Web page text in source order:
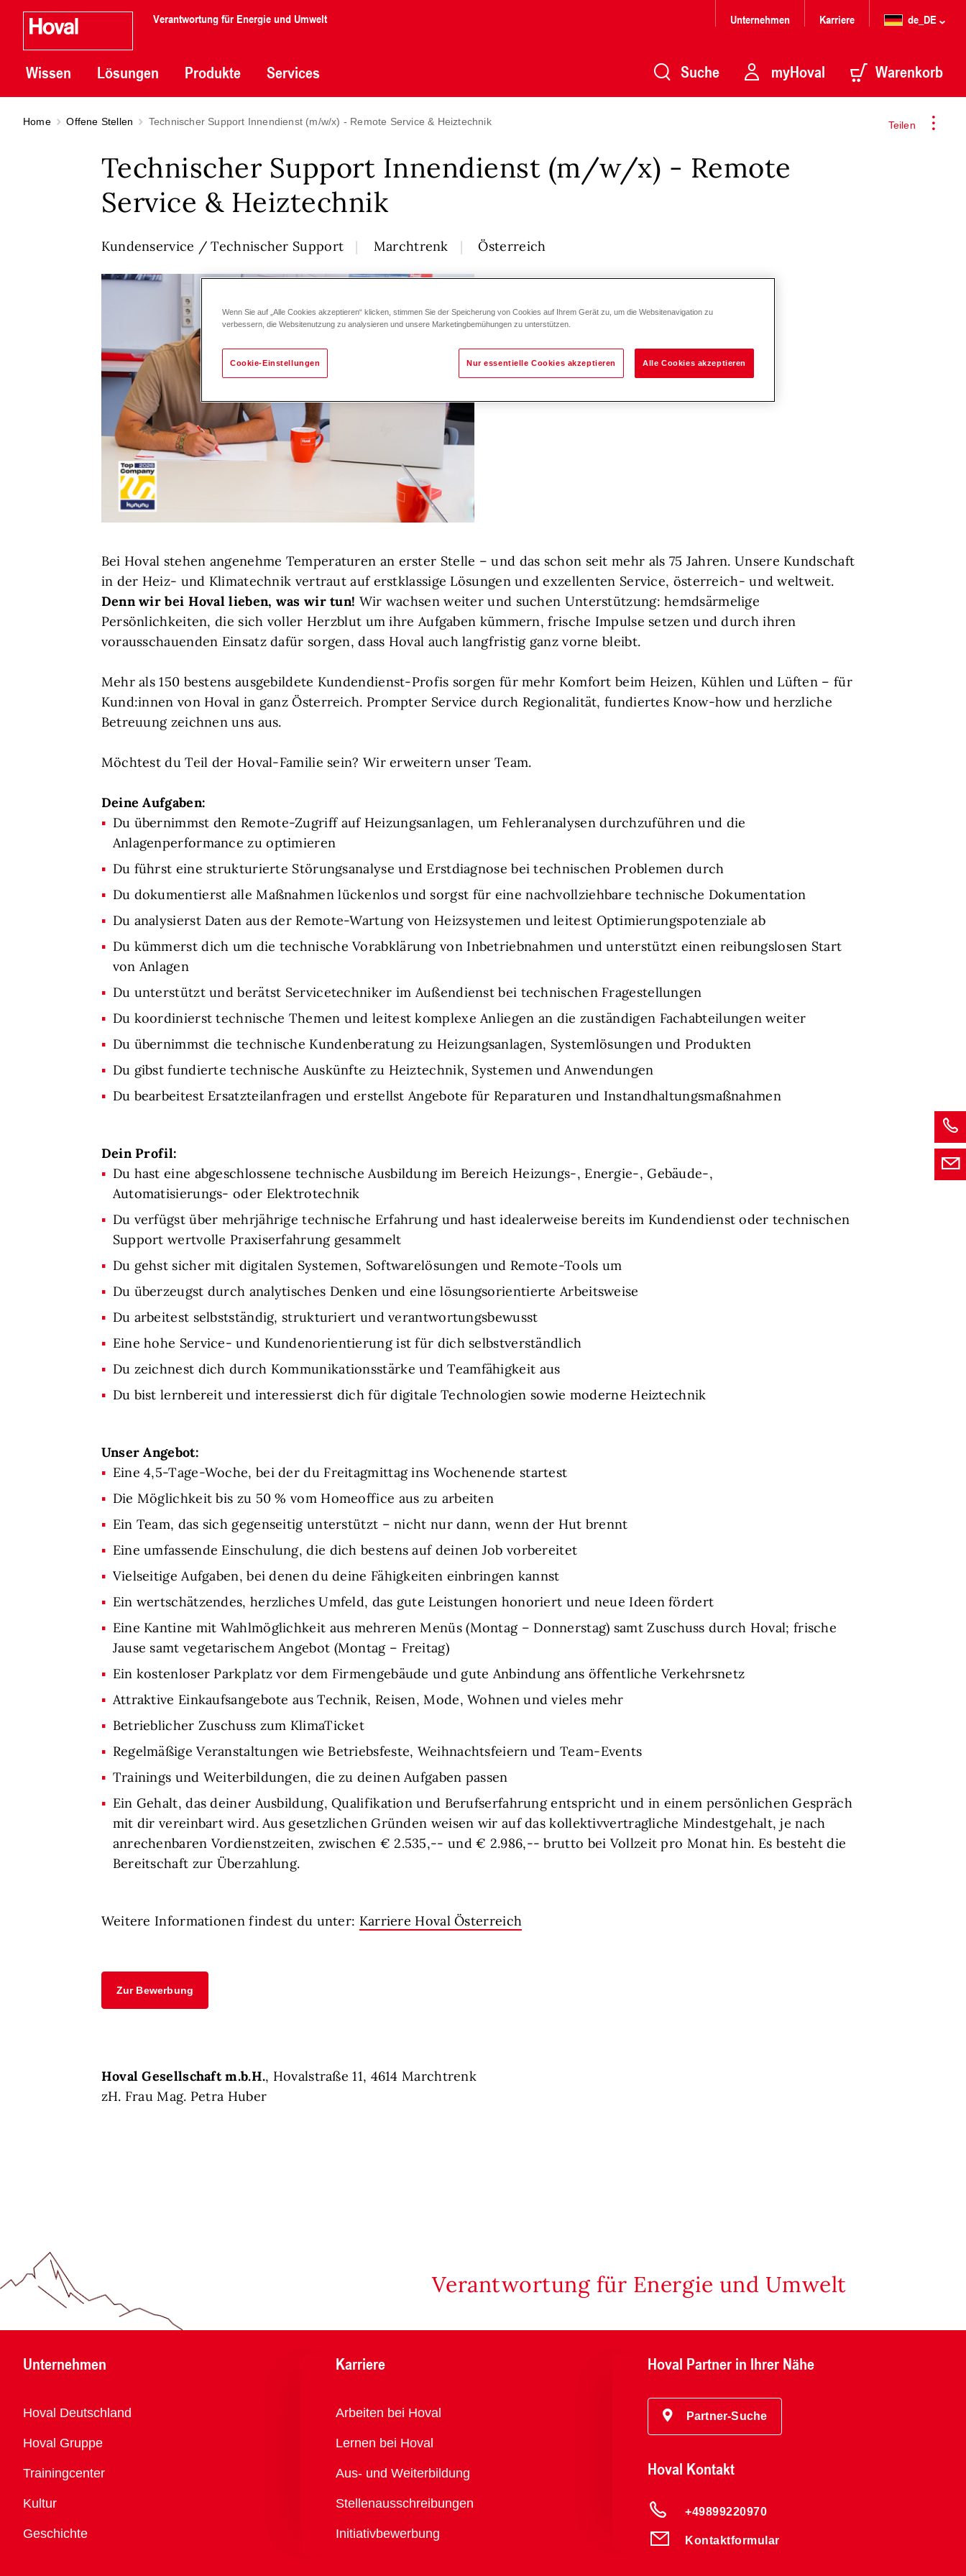
Verantwortung für Energie und Umwelt
Wissen Lösungen Produkte Services
Unternehmen Karriere de_DE
Suche myHoval Warenkorb
Teilen
Home Offene Stellen Technischer Support Innendienst (m/w/x) - Remote Service & Heiztechnik
Technischer Support Innendienst (m/w/x) - Remote
Service & Heiztechnik
Kundenservice / Technischer Support Marchtrenk Österreich
Bei Hoval stehen angenehme Temperaturen an erster Stelle – und das schon seit mehr als 75 Jahren. Unsere Kundschaft
in der Heiz- und Klimatechnik vertraut auf erstklassige Lösungen und exzellenten Service, österreich- und weltweit.
Denn wir bei Hoval lieben, was wir tun! Wir wachsen weiter und suchen Unterstützung: hemdsärmelige
Persönlichkeiten, die sich voller Herzblut um ihre Aufgaben kümmern, frische Impulse setzen und durch ihren
vorausschauenden Einsatz dafür sorgen, dass Hoval auch langfristig ganz vorne bleibt.
Mehr als 150 bestens ausgebildete Kundendienst-Profis sorgen für mehr Komfort beim Heizen, Kühlen und Lüften – für
Kund:innen von Hoval in ganz Österreich. Prompter Service durch Regionalität, fundiertes Know-how und herzliche
Betreuung zeichnen uns aus.
Möchtest du Teil der Hoval-Familie sein? Wir erweitern unser Team.
Deine Aufgaben:
Du übernimmst den Remote-Zugriff auf Heizungsanlagen, um Fehleranalysen durchzuführen und die
Anlagenperformance zu optimieren
Du führst eine strukturierte Störungsanalyse und Erstdiagnose bei technischen Problemen durch
Du dokumentierst alle Maßnahmen lückenlos und sorgst für eine nachvollziehbare technische Dokumentation
Du analysierst Daten aus der Remote-Wartung von Heizsystemen und leitest Optimierungspotenziale ab
Du kümmerst dich um die technische Vorabklärung von Inbetriebnahmen und unterstützt einen reibungslosen Start
von Anlagen
Du unterstützt und berätst Servicetechniker im Außendienst bei technischen Fragestellungen
Du koordinierst technische Themen und leitest komplexe Anliegen an die zuständigen Fachabteilungen weiter
Du übernimmst die technische Kundenberatung zu Heizungsanlagen, Systemlösungen und Produkten
Du gibst fundierte technische Auskünfte zu Heiztechnik, Systemen und Anwendungen
Du bearbeitest Ersatzteilanfragen und erstellst Angebote für Reparaturen und Instandhaltungsmaßnahmen
Dein Profil:
Du hast eine abgeschlossene technische Ausbildung im Bereich Heizungs-, Energie-, Gebäude-,
Automatisierungs- oder Elektrotechnik
Du verfügst über mehrjährige technische Erfahrung und hast idealerweise bereits im Kundendienst oder technischen
Support wertvolle Praxiserfahrung gesammelt
Du gehst sicher mit digitalen Systemen, Softwarelösungen und Remote-Tools um
Du überzeugst durch analytisches Denken und eine lösungsorientierte Arbeitsweise
Du arbeitest selbstständig, strukturiert und verantwortungsbewusst
Eine hohe Service- und Kundenorientierung ist für dich selbstverständlich
Du zeichnest dich durch Kommunikationsstärke und Teamfähigkeit aus
Du bist lernbereit und interessierst dich für digitale Technologien sowie moderne Heiztechnik
Unser Angebot:
Eine 4,5-Tage-Woche, bei der du Freitagmittag ins Wochenende startest
Die Möglichkeit bis zu 50 % vom Homeoffice aus zu arbeiten
Ein Team, das sich gegenseitig unterstützt – nicht nur dann, wenn der Hut brennt
Eine umfassende Einschulung, die dich bestens auf deinen Job vorbereitet
Vielseitige Aufgaben, bei denen du deine Fähigkeiten einbringen kannst
Ein wertschätzendes, herzliches Umfeld, das gute Leistungen honoriert und neue Ideen fördert
Eine Kantine mit Wahlmöglichkeit aus mehreren Menüs (Montag – Donnerstag) samt Zuschuss durch Hoval; frische
Jause samt vegetarischem Angebot (Montag – Freitag)
Ein kostenloser Parkplatz vor dem Firmengebäude und gute Anbindung ans öffentliche Verkehrsnetz
Attraktive Einkaufsangebote aus Technik, Reisen, Mode, Wohnen und vieles mehr
Betrieblicher Zuschuss zum KlimaTicket
Regelmäßige Veranstaltungen wie Betriebsfeste, Weihnachtsfeiern und Team-Events
Trainings und Weiterbildungen, die zu deinen Aufgaben passen
Ein Gehalt, das deiner Ausbildung, Qualifikation und Berufserfahrung entspricht und in einem persönlichen Gespräch
mit dir vereinbart wird. Aus gesetzlichen Gründen weisen wir auf das kollektivvertragliche Mindestgehalt, je nach
anrechenbaren Vordienstzeiten, zwischen € 2.535,-- und € 2.986,-- brutto bei Vollzeit pro Monat hin. Es besteht die
Bereitschaft zur Überzahlung.
Weitere Informationen findest du unter: Karriere Hoval Österreich
Zur Bewerbung
Hoval Gesellschaft m.b.H., Hovalstraße 11, 4614 Marchtrenk
zH. Frau Mag. Petra Huber
Verantwortung für Energie und Umwelt
Unternehmen
Übersicht
Hoval Deutschland
Hoval Gruppe
Trainingcenter
Kultur
Geschichte
Karriere
Übersicht
Arbeiten bei Hoval
Lernen bei Hoval
Aus- und Weiterbildung
Stellenausschreibungen
Initiativbewerbung
Hoval Partner in Ihrer Nähe
Partner-Suche
Hoval Kontakt
+49899220970
Kontaktformular
Wenn Sie auf „Alle Cookies akzeptieren“ klicken, stimmen Sie der Speicherung von Cookies auf Ihrem Gerät zu, um die Websitenavigation zu
verbessern, die Websitenutzung zu analysieren und unsere Marketingbemühungen zu unterstützen.
Cookie-Einstellungen Nur essentielle Cookies akzeptieren Alle Cookies akzeptieren